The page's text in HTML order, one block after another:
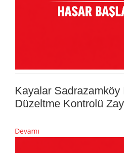
Kayalar Sadrazamköy
Düzeltme Kontrolü
Devamı